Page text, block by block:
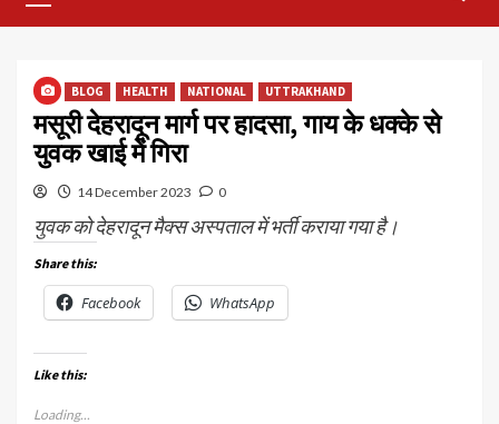
BLOG HEALTH NATIONAL UTTRAKHAND
मसूरी देहरादून मार्ग पर हादसा, गाय के धक्के से
युवक खाई में गिरा
14 December 2023 0
युवक को देहरादून मैक्स अस्पताल में भर्ती कराया गया है।
Share this:
Facebook WhatsApp
Like this:
Loading...